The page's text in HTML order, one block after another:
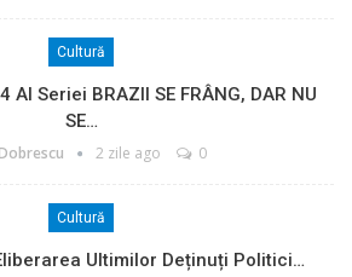
Cultură
Al Seriei BRAZII SE FRÂNG, DAR NU
SE…
2 zile ago 0
Cultură
Ultimilor Deținuți Politici…